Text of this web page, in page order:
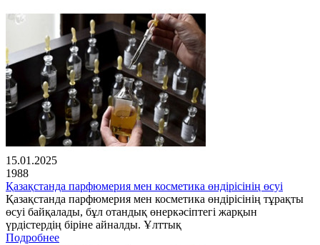
15.01.2025
1988
Қазақстанда парфюмерия мен косметика өндірісінің өсуі
Қазақстанда парфюмерия мен косметика өндірісінің тұрақты
өсуі байқалады, бұл отандық өнеркәсіптегі жарқын
үрдістердің біріне айналды. Ұлттық
Подробнее